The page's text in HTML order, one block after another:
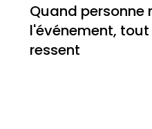
Quand personne
l'événement,
ressent